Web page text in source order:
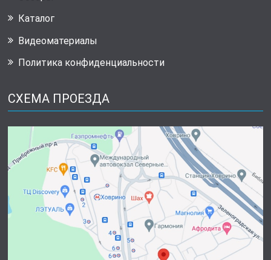
Каталог
Видеоматериалы
Политика конфиденциальности
СХЕМА ПРОЕЗДА